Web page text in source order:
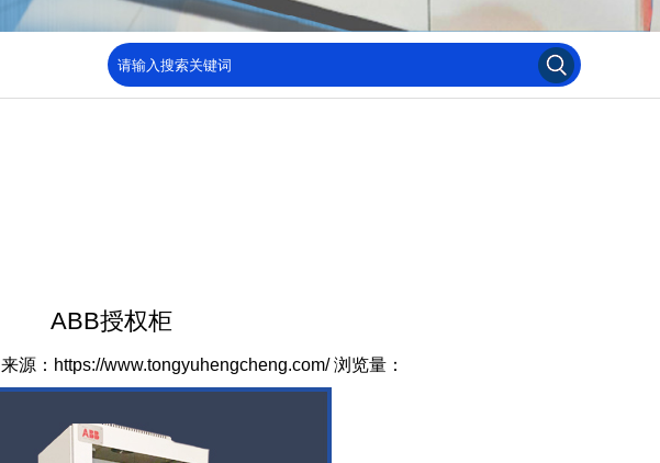
ABB授权柜
来源：https://www.tongyuhengcheng.com/ 浏览量：